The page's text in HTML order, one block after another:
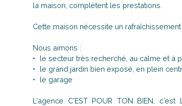
la maison, complètent les prestations.
Cette maison nécessite un
Nous aimons :
le secteur très recherché, au calme et à
le grand jardin bien exposé, en plein
le garage
L'agence C'EST POUR TON BIEN,